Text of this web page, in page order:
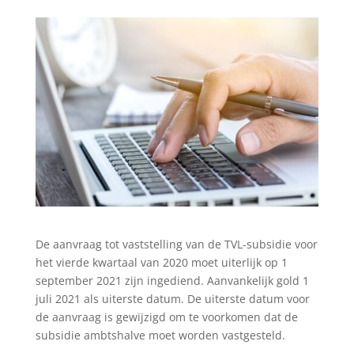
De aanvraag tot vaststelling van de TVL-subsidie voor
het vierde kwartaal van 2020 moet uiterlijk op 1
september 2021 zijn ingediend. Aanvankelijk gold 1
juli 2021 als uiterste datum. De uiterste datum voor
de aanvraag is gewijzigd om te voorkomen dat de
subsidie ambtshalve moet worden vastgesteld.